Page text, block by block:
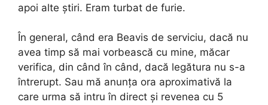
apoi alte știri. Eram turbat de furie.
În general, când era Beavis de serviciu, dacă nu
avea timp să mai vorbească cu mine, măcar
verifica, din când în când, dacă legătura nu s-a
întrerupt. Sau mă anunța ora aproximativă la
care urma să intru în direct și revenea cu 5